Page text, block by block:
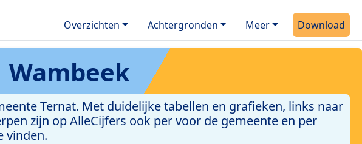
Overzichten Achtergronden Meer Download
Wambeek
Ternat. Met duidelijke tabellen en grafieken, links naar
zijn op AlleCijfers ook per voor de gemeente en per
vinden.